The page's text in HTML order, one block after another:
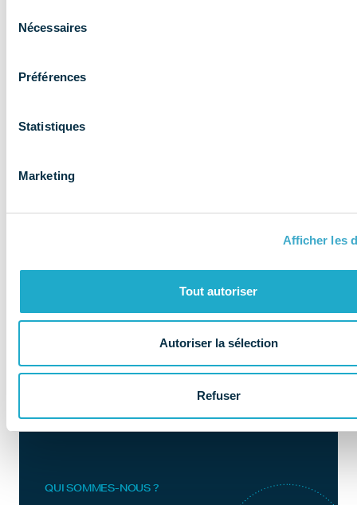
Nécessaires
Préférences
Statistiques
Marketing
Afficher les
Tout autoriser
Autoriser la sélection
Refuser
Le COMIDENT
expertise aux
QUI SOMMES-NOUS ?